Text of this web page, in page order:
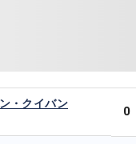
・クイバン
0